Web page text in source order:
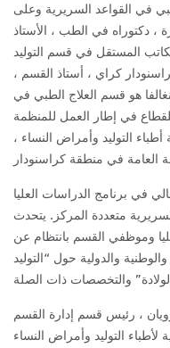
في القواعد السريرية وعلى
، دكتوراه في الطب ، الأستاذ
المستقل في قسم التوليد
كراي ، أستاذ القسم ،
هو قسم العلاج الطبي في
في إطار العمل للمنظمة
أطباء التوليد وأمراض النساء ،
في برنامج الدراسات العليا
متعددة المركز. يتحدث
وموظفي القسم بانتظام عن
والدولية حول “التوليد
، رئيس قسم إدارة القسم
التوليد وأمراض النساء